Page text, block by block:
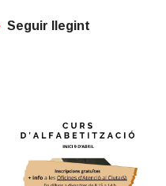
Seguir llegint